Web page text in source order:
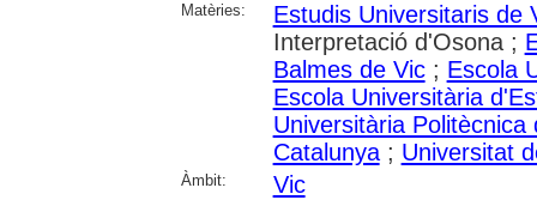
Matèries:
Estudis Universitaris de
Interpretació d'Osona ;
Balmes de Vic; Escola
Escola Universitària
Universitària Politècnica
Catalunya; Universitat
Àmbit: Vic